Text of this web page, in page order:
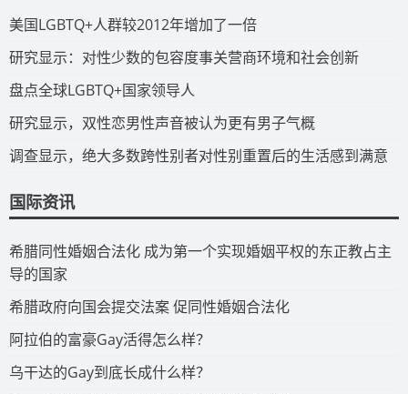
​美国LGBTQ+人群较2012年增加了一倍
​研究显示：对性少数的包容度事关营商环境和社会创新
​盘点全球LGBTQ+国家领导人
研究显示，双性恋男性声音被认为更有男子气概
调查显示，绝大多数跨性别者对性别重置后的生活感到满意
国际资讯
​希腊同性婚姻合法化 成为第一个实现婚姻平权的东正教占主
导的国家
​希腊政府向国会提交法案 促同性婚姻合法化
​阿拉伯的富豪Gay活得怎么样？
​乌干达的Gay到底长成什么样？